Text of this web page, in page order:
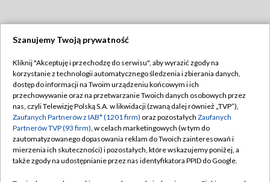
TVP
Abonament TVP
Emisja w TVP
Centrum informacji TVP
Naziemna Telewizja Cyfrowa
Regulamin TVP
Polityka prywatności
Moje zgody
Pomoc
Szanujemy Twoją prywatność
Kliknij "Akceptuję i przechodzę do serwisu", aby wyrazić zgody na
korzystanie z technologii automatycznego śledzenia i zbierania danych,
dostęp do informacji na Twoim urządzeniu końcowym i ich
przechowywanie oraz na przetwarzanie Twoich danych osobowych przez
nas, czyli Telewizję Polską S.A. w likwidacji (zwaną dalej również „TVP”),
Zaufanych Partnerów z IAB* (1201 firm) oraz pozostałych Zaufanych
Partnerów TVP (93 firm), w celach marketingowych (w tym do
zautomatyzowanego dopasowania reklam do Twoich zainteresowań i
mierzenia ich skuteczności) i pozostałych, które wskazujemy poniżej, a
także zgody na udostępnianie przez nas identyfikatora PPID do Google.